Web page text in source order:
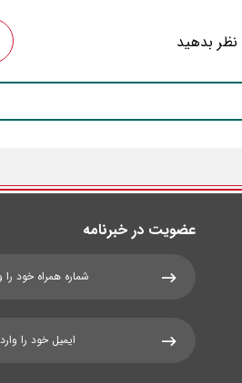
بدهید
عضویت در خبرنامه